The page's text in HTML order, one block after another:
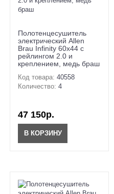
Полотенцесушитель
электрический Allen
Brau Infinity 60x44 с
рейлингом 2.0 и
креплением, медь браш
Код товара: 40558
Количество: 4
47 150р.
В КОРЗИНУ